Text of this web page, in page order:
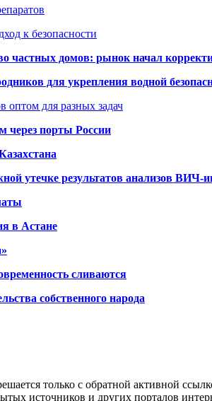
к безопасности
частных домов: рынок начал
для укрепления водной
оптом для разных задач
через порты России
утечке результатов анализов ВИЧ-
в Астане
сливаются
собственного народа
только с обратной активной
источников и других порталов